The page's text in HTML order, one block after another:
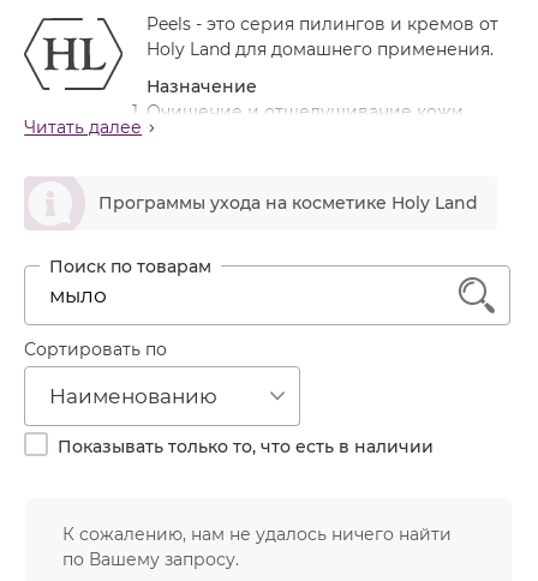
Крем солнцезащитный
Крем тональный
Лосьон
Мусс
Мыло
Набор косметики
Пилинг
Пудра
Шампунь
Заживление
Лечение акне
Обновление кожи
Очищение
Против морщин
Увлажнение
Канада
Россия
Peels - это серия пилингов и кремов от
Holy Land для домашнего применения.
Назначение
Очищение и отшелушивание кожи
Увлажнение кожи
вида
Читать далее
ဆ Программы ухода на косметике Holy Land
1
Сортировать по
Наименованию
Показывать только то, что есть в наличии
К сожалению, нам не удалось ничего найти
по Вашему запросу.